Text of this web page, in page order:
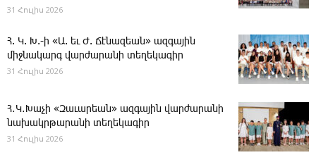
31 Հուլիս 2026
Հ. Կ. Խ.-ի «Ա. եւ Ժ. ­Ճէնազեան» ազգային
միջնակարգ վարժարանի տեղեկագիր
31 Հուլիս 2026
Հ․Կ․Խաչի «Զաւարեան» ազգային վարժարանի
նախակրթարանի տեղեկագիր
31 Հուլիս 2026